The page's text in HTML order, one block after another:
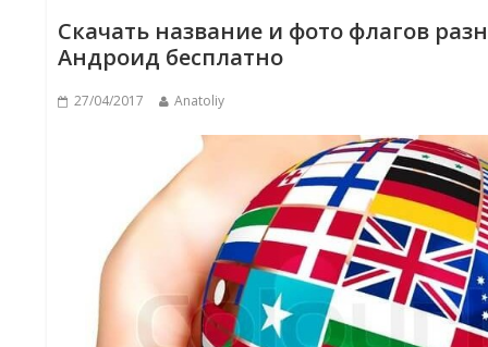
Скачать название и фото флагов
Андроид бесплатно
27/04/2017 Anatoliy